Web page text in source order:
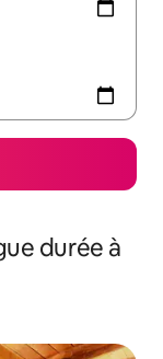
durée à